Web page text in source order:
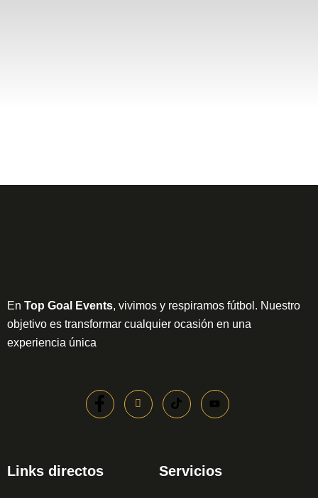
En Top Goal Events, vivimos y respiramos fútbol. Nuestro
objetivo es transformar cualquier ocasión en una
experiencia única
Links directos Servicios